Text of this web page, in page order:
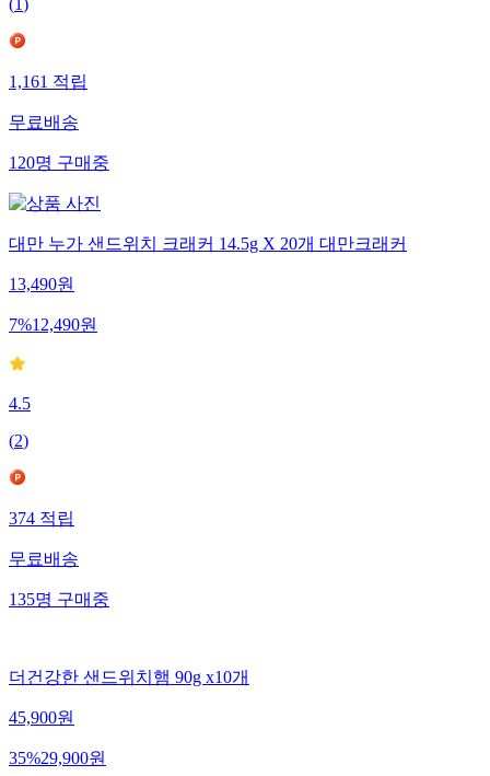
(1)
1,161적립
무료배송
120명구매중
대만 누가 샌드위치 크래커 14.5g X 20개 대만크래커
13,490원
7%12,490원
4.5
(2)
374적립
무료배송
135명구매중
더건강한 샌드위치햄 90g x10개
45,900원
35%29,900원